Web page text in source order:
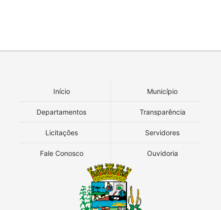
Início Município
Departamentos Transparência
Licitações Servidores
Fale Conosco Ouvidoria